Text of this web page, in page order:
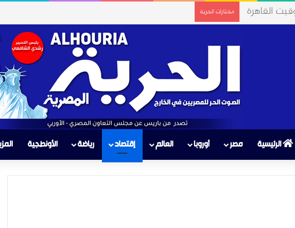
مختارات الحرية
الرئيسية مصر أوروبا العالم إقتصاد رياضة الأونطجية